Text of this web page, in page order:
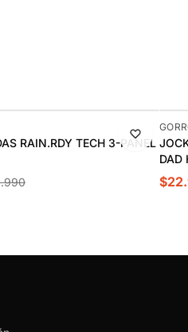
RAIN.RDY TECH 3-PANEL
-
DAD